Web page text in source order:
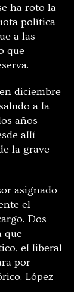
ha roto la
política
a las
que
diciembre
a la
años
allí
la grave
asignado
el
Dos
que
el liberal
por
López